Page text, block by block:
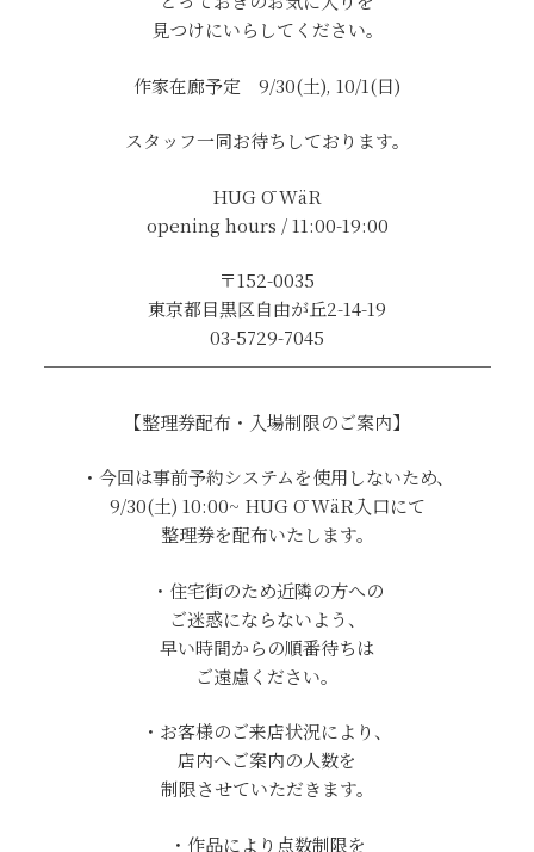
見つけにいらしてください。
作家在廊予定 9/30(土), 10/1(日)
スタッフ一同お待ちしております。
HUG Ō WäR
opening hours / 11:00-19:00
〒152-0035
東京都目黒区自由が丘2-14-19
03-5729-7045
─────────────────────────
【整理券配布・入場制限のご案内】
・今回は事前予約システムを使用しないため、
9/30(土) 10:00~ HUG Ō WäR入口にて
整理券を配布いたします。
・住宅街のため近隣の方への
ご迷惑にならないよう、
早い時間からの順番待ちは
ご遠慮ください。
・お客様のご来店状況により、
店内へご案内の人数を
制限させていただきます。
・作品により点数制限を